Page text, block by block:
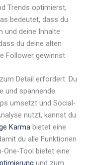
Trends optimierst,
bedeutet, dass du
und deine Inhalte
du deine alten
Follower gewinnst.
Detail erfordert. Du
und spannende
umsetzt und Social-
nutzt, kannst du
Karma bietet eine
du alle Funktionen
One-Tool bietet eine
und zum